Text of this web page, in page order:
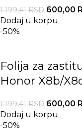
1.199,41RSD 600,00
Dodaj u korpu
-50%
Folija za
Honor X8b/
1.199,41RSD 600,00
Dodaj u korpu
-50%